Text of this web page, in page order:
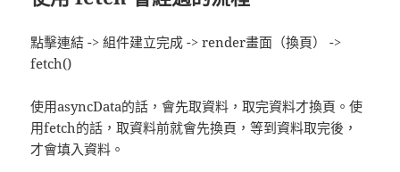
點擊連結 -> 組件建立完成 -> render畫面（換頁） ->
fetch()
使用asyncData的話，會先取資料，取完資料才換頁。使
用fetch的話，取資料前就會先換頁，等到資料取完後，
才會填入資料。